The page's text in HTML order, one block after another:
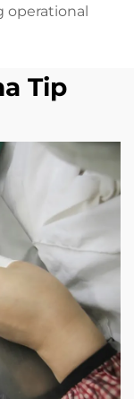
operational
Tip